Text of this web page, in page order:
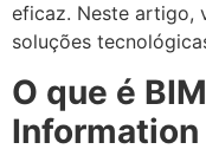
eficaz. Neste artigo,
soluções
O que é